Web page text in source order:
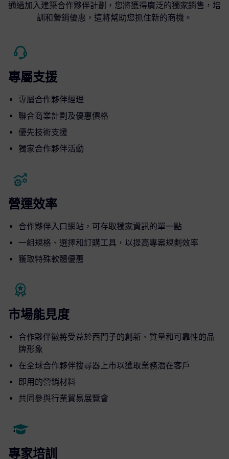
通過加入建築合作夥伴計劃，您將獲得廣泛的獨家銷售，培
訓和營銷優惠，這將幫助您抓住新的商機。
專屬支援
專屬合作夥伴經理
聯合商業計劃及優惠價格
優先技術支援
獨家合作夥伴活動
營運效率
合作夥伴入口網站，可存取獨家資訊的單一點
一組規格、選擇和訂購工具，以提高專案規劃效率
獲取特殊軟體優惠
市場能見度
合作夥伴徽將受益於西門子的創新、質量和可靠性的品
牌形象
在全球合作夥伴搜尋器上市以獲取業務潛在客戶
即用的營銷材料
共同參與行業貿易展覽會
專家培訓